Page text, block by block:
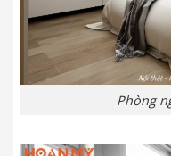
Phòng